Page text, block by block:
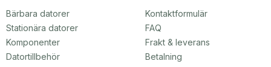
Bärbara datorer
Stationära datorer
Komponenter
Datortillbehör
Kontaktformulär
FAQ
Frakt & leverans
Betalning